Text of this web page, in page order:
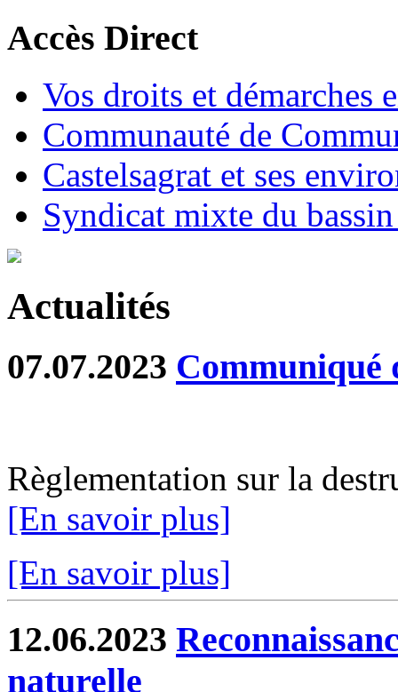
Accès Direct
Vos droits et démarches
Communauté de
Castelsagrat et ses
Syndicat mixte du
Actualités
07.07.2023 Communiqué
Règlementation sur la
[En savoir plus]
[En savoir plus]
12.06.2023
naturelle